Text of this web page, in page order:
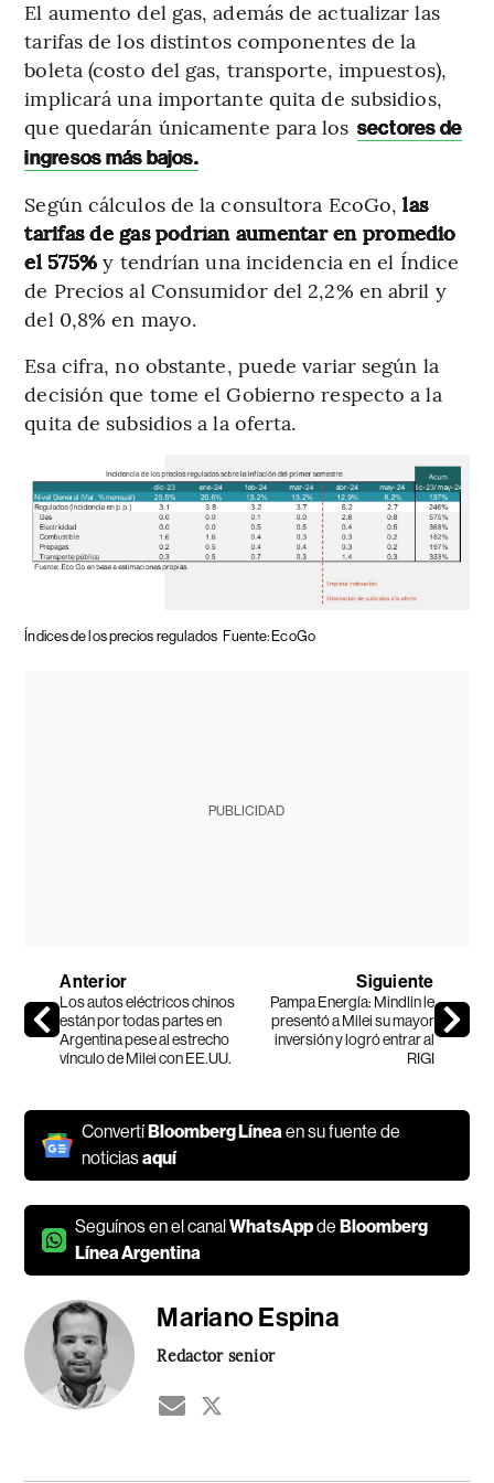
El aumento del gas, además de actualizar las
tarifas de los distintos componentes de la
boleta (costo del gas, transporte, impuestos),
implicará una importante quita de subsidios,
que quedarán únicamente para los sectores de
ingresos más bajos.
Según cálculos de la consultora EcoGo, las
tarifas de gas podrían aumentar en promedio
el 575%y tendrían una incidencia en el Índice
de Precios al Consumidor del 2,2% en abril y
del 0,8% en mayo.
Esa cifra, no obstante, puede variar según la
decisión que tome el Gobierno respecto a la
quita de subsidios a la oferta.
Índices de los precios regulados Fuente: EcoGo
PUBLICIDAD
Anterior
Los autos eléctricos chinos
están por todas partes en
Argentina pese al estrecho
vínculo de Milei con EE.UU.
Siguiente
Pampa Energía: Mindlin le
presentó a Milei su mayor
inversión y logró entrar al
RIGI
ConvertíBloomberg Líneaen su fuente de
noticiasaquí
Seguínos en el canalWhatsAppdeBloomberg
Línea Argentina
Mariano Espina
Redactor senior